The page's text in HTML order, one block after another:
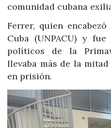
comunidad cubana
Ferrer, quien
Cuba (UNPACU) y
políticos de la
llevaba más de la
en prisión.